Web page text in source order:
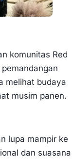
komunitas Red
melihat budaya
musim panen.
lupa mampir ke
dan suasana